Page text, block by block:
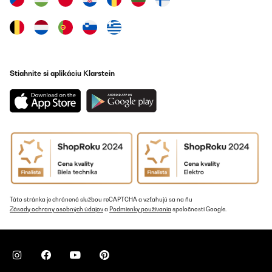
Utente Amazon
Preložiť
17/12/2024
Kommunikation verbesserungswürdig
Preložiť
Stiahnite si aplikáciu Klarstein
Táto stránka je chránená službou reCAPTCHA a vzťahujú sa na ňu
Zásady ochrany osobných údajova Podmienky používania spoločnosti Google.